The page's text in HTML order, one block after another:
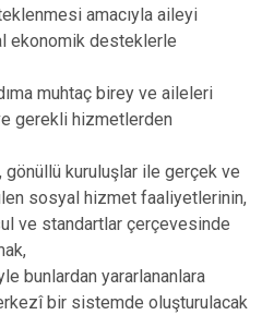
amacıyla aileyi
ekonomik desteklerle
muhtaç birey ve aileleri
gerekli hizmetlerden
gönüllü kuruluşlar ile gerçek ve
sosyal hizmet faaliyetlerinin,
ve standartlar çerçevesinde
bunlardan yararlananlara
bir sistemde oluşturulacak